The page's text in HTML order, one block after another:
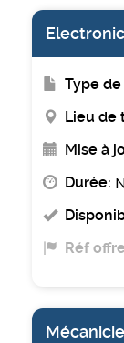
Type
Lieu de
Mise à
Durée:
Réf